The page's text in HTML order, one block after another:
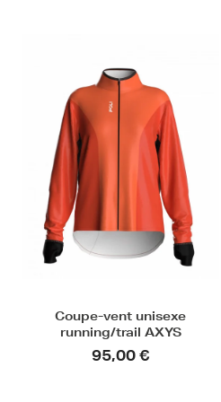
Coupe-vent unisexe
running/trail AXYS
95,00 €